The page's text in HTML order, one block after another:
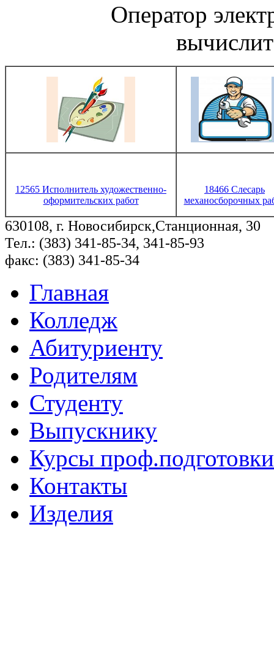
Оператор
12565 Исполнитель художественно-
оформительских работ
18466 Слесарь
механосборочных
630108, г. Новосибирск,Станционная, 30
Тел.: (383) 341-85-34, 341-85-93
факс: (383) 341-85-34
Главная
Колледж
Абитуриенту
Родителям
Студенту
Выпускнику
Курсы проф.подготовки
Контакты
Изделия